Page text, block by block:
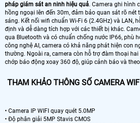
pháp giám sát an ninh hiệu quả. Camera ghi hình
hồng ngoại lên đến 30m, đảm bảo quan sát rõ nét
sáng. Kết nối wifi chuẩn Wi-Fi 6 (2.4GHz) và LAN,
định và dễ dàng tích hợp với các thiết bị khác.
qua Bluetooth và có chuẩn chống nước IP66, phù
công nghệ AI, camera có khả năng phát hiện con
thường. Ngoài ra, camera còn hỗ trợ đàm thoại hai
chớp báo động xoay 360 độ, giúp cảnh báo và
THAM KHẢO THÔNG SỐ CAMERA
• Camera IP WIFI quay quét 5.0MP
• Độ phân giải 5MP Stavis CMOS